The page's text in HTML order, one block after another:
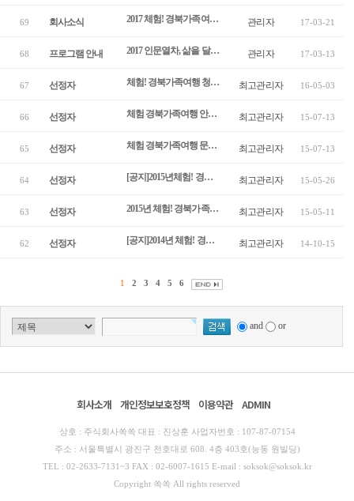
69 회사소식 2017 체험! 경북가족여행 공지 관리자 17-03-21
68 프로그램 안내 2017 인문열차, 삶을 달리다 - 제2회차 탐방 신청 안내 관리자 17-03-13
67 선정자 체험! 경북가족여행 청송 1차 선정자 공지 최고관리자 16-05-03
66 선정자 체험 경북가족여행 안동 2차 선정자 공지 최고관리자 15-07-13
65 선정자 체험 경북가족여행 문경 1차 선정자 공지 최고관리자 15-07-13
64 선정자 [공지]2015년체험! 경북가족여행 문경 1차 선정자 공지 최고관리자 15-05-26
63 선정자 2015년 체험! 경북가족여행 안동 05월 선정자 공지 최고관리자 15-05-11
62 선정자 [공지]2014년 체험! 경북가족여행 경주 11월 선정자 공지 최고관리자 14-10-15
1 2 3 4 5 6
and or
회사소개 개인정보보호정책 이용약관 ADMIN
상호 : 주식회사쏙쏙 대표 : 진상훈 사업자번호 : 107-87-07154
주소 : 서울특별시 광진구 천호대로 608. 4층 403호(능동 원빌딩)
TEL : 02-2633-7131~3 FAX : 02-6007-1615 E-mail : soksok@soksok.kr
Copyright 쏙쏙 All rights reserved